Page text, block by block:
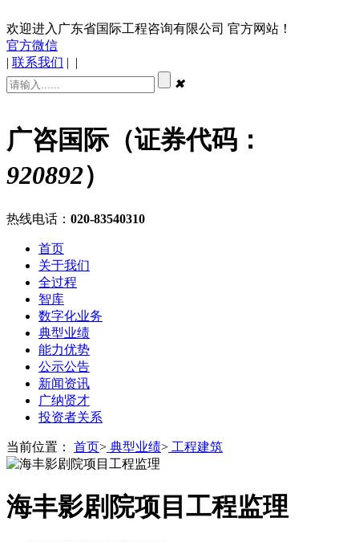
欢迎进入广东省国际工程咨询有限公司 官方网站！
官方微信
| 联系我们 | |
✖
广咨国际（证券代码：
920892）
热线电话： 020-83540310
首页
关于我们
全过程
智库
数字化业务
典型业绩
能力优势
公示公告
新闻资讯
广纳贤才
投资者关系
当前位置： 首页> 典型业绩> 工程建筑
海丰影剧院项目工程监理